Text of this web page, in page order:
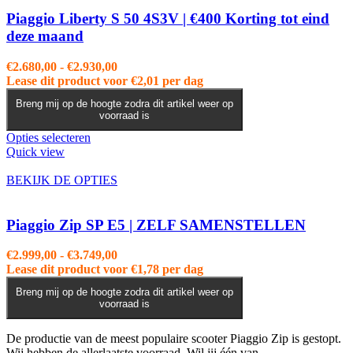
kan
gekozen
de
productpagina
Piaggio Liberty S 50 4S3V | €400 Korting tot eind
deze maand
€2.680,00 - €2.930,00Prijsklasse:
€2.680,00
tot
€2.930,00
Lease dit product voor €2,01 per dag
Breng mij op de hoogte zodra dit artikel weer op
voorraad is
Opties selecteren
meerdere
optie
kan
gekozen
worden
op
de
productpagina
Quick view
BEKIJK DE OPTIES
Piaggio Zip SP E5 | ZELF SAMENSTELLEN
€2.999,00 - €3.749,00Prijsklasse:
€2.999,00
€3.749,00
Lease dit product voor €1,78 per dag
Breng mij op de hoogte zodra dit artikel weer op
voorraad is
De productie van de meest populaire scooter Piaggio Zip is gestopt.